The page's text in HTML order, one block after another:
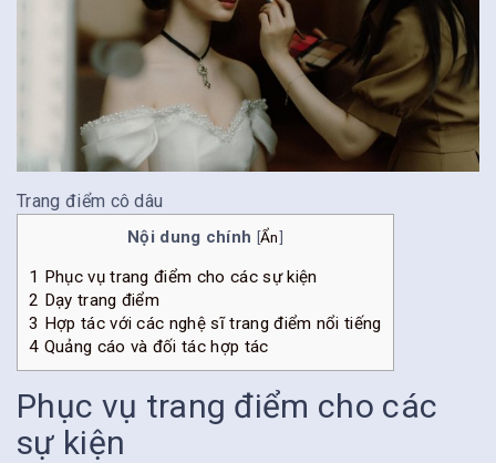
Trang điểm cô dâu
Nội dung chính [Ẩn]
1 Phục vụ trang điểm cho các sự kiện
2 Dạy trang điểm
3 Hợp tác với các nghệ sĩ trang điểm nổi tiếng
4 Quảng cáo và đối tác hợp tác
Phục vụ trang điểm cho các
sự kiện